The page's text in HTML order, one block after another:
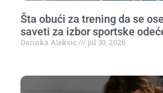
Šta obući za trening da se
saveti za izbor sportske
Darinka Aleksic jul 30, 2026